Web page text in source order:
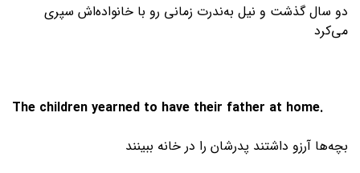
دو سال گذشت و نیل به‌ندرت زمانی رو با خانواده‌اش سپری
می‌کرد
The children yearned to have their father at home.
بچه‌ها آرزو داشتند پدرشان را در خانه ببینند